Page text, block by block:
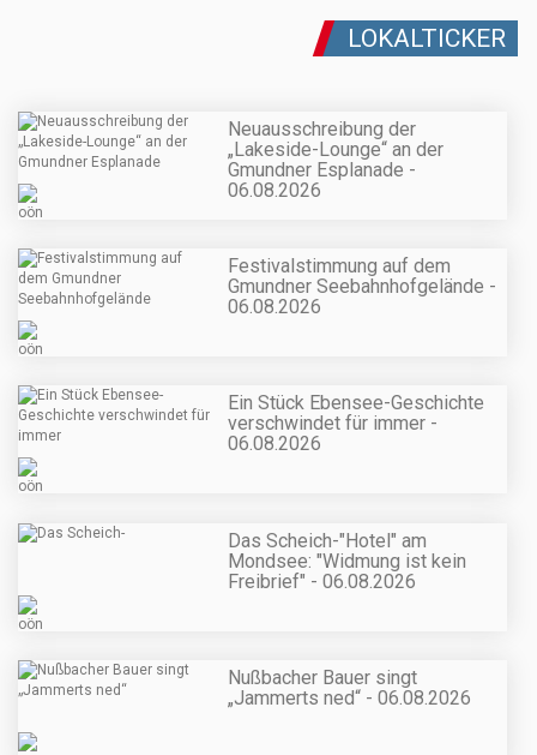
LOKALTICKER
Neuausschreibung der
„Lakeside-Lounge“ an der
Gmundner Esplanade -
06.08.2026
Festivalstimmung auf dem
Gmundner Seebahnhofgelände -
06.08.2026
Ein Stück Ebensee-Geschichte
verschwindet für immer -
06.08.2026
Das Scheich-"Hotel" am
Mondsee: "Widmung ist kein
Freibrief" - 06.08.2026
Nußbacher Bauer singt
„Jammerts ned“ - 06.08.2026